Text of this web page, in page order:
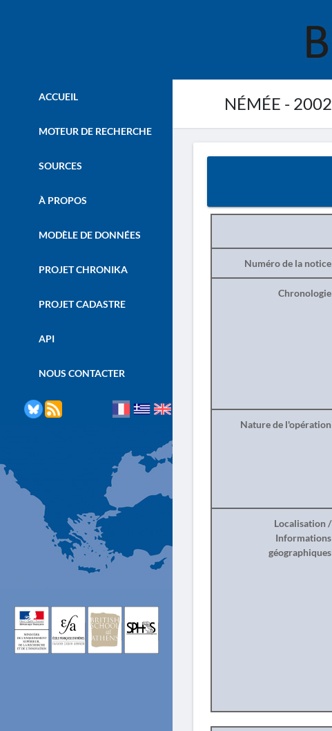
NÉMÉE - 2002
ACCUEIL
MOTEUR DE RECHERCHE
SOURCES
À PROPOS
MODÈLE DE DONNÉES
PROJET CHRONIKA
PROJET CADASTRE
API
NOUS CONTACTER
Numéro de la notice
Chronologie
Nature de l'opération
Localisation /
Informations
géographiques